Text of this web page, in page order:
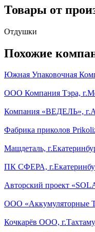
Товары от
Отдушки
Похожие
Южная Упаковочная
ООО Компания Тэра,
Компания «ВЕДЕЛЬ»,
Фабрика приколов
Машдеталь,
ПК СФЕРА,
Авторский проект
ООО «Аккумуляторные
Кочкарёв ООО,